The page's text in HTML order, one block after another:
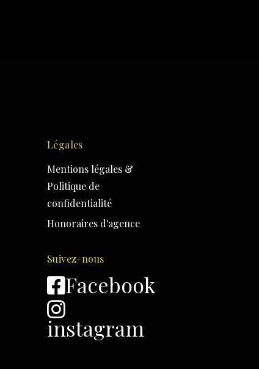
Légales
Mentions légales &
Politique de
confidentialité
Honoraires d'agence
Suivez-nous
Facebook
instagram